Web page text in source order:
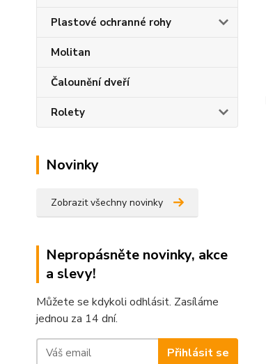
Plastové ochranné rohy
Molitan
Čalounění dveří
Rolety
Novinky
Zobrazit všechny novinky
Nepropásněte novinky, akce
a slevy!
Můžete se kdykoli odhlásit. Zasíláme
jednou za 14 dní.
Přihlásit se